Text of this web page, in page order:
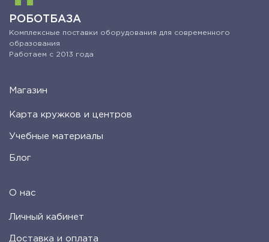
РОБОТБАЗА
Комплексные поставки оборудования для современного
образования
Работаем с 2013 года
Магазин
Карта кружков и центров
Учебные материалы
Блог
О нас
Личный кабинет
Доставка и оплата